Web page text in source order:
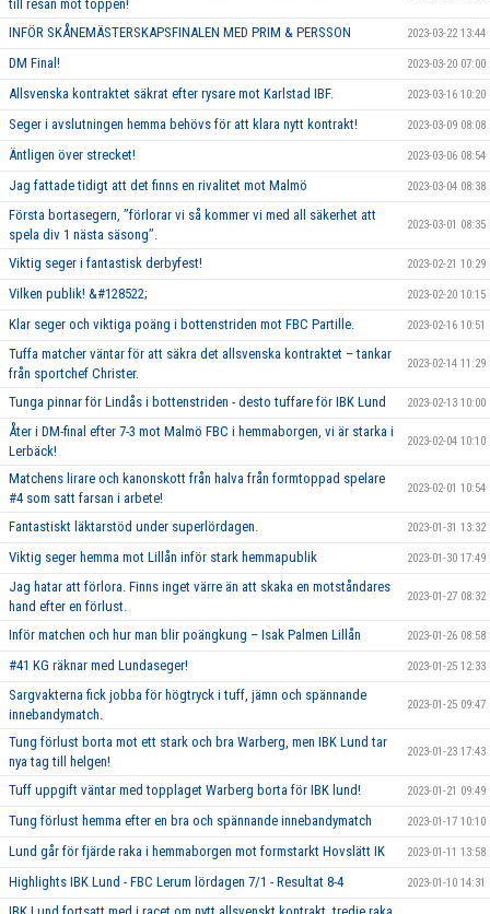
till resan mot toppen!
INFÖR SKÅNEMÄSTERSKAPSFINALEN MED PRIM & PERSSON 2023-03-22 13:44
DM Final! 2023-03-20 07:00
Allsvenska kontraktet säkrat efter rysare mot Karlstad IBF. 2023-03-16 10:20
Seger i avslutningen hemma behövs för att klara nytt kontrakt! 2023-03-09 08:08
Äntligen över strecket! 2023-03-06 08:54
Jag fattade tidigt att det finns en rivalitet mot Malmö 2023-03-04 08:38
Första bortasegern, ’’förlorar vi så kommer vi med all säkerhet att
spela div 1 nästa säsong’’.
2023-03-01 08:35
Viktig seger i fantastisk derbyfest! 2023-02-21 10:29
Vilken publik! &#128522; 2023-02-20 10:15
Klar seger och viktiga poäng i bottenstriden mot FBC Partille. 2023-02-16 10:51
Tuffa matcher väntar för att säkra det allsvenska kontraktet – tankar
från sportchef Christer.
2023-02-14 11:29
Tunga pinnar för Lindås i bottenstriden - desto tuffare för IBK Lund 2023-02-13 10:00
Åter i DM-final efter 7-3 mot Malmö FBC i hemmaborgen, vi är starka i
Lerbäck!
2023-02-04 10:10
Matchens lirare och kanonskott från halva från formtoppad spelare
#4 som satt farsan i arbete!
2023-02-01 10:54
Fantastiskt läktarstöd under superlördagen. 2023-01-31 13:32
Viktig seger hemma mot Lillån inför stark hemmapublik 2023-01-30 17:49
Jag hatar att förlora. Finns inget värre än att skaka en motståndares
hand efter en förlust.
2023-01-27 08:32
Inför matchen och hur man blir poängkung – Isak Palmen Lillån 2023-01-26 08:58
#41 KG räknar med Lundaseger! 2023-01-25 12:33
Sargvakterna fick jobba för högtryck i tuff, jämn och spännande
innebandymatch.
2023-01-25 09:47
Tung förlust borta mot ett stark och bra Warberg, men IBK Lund tar
nya tag till helgen!
2023-01-23 17:43
Tuff uppgift väntar med topplaget Warberg borta för IBK lund! 2023-01-21 09:49
Tung förlust hemma efter en bra och spännande innebandymatch 2023-01-17 10:10
Lund går för fjärde raka i hemmaborgen mot formstarkt Hovslätt IK 2023-01-11 13:58
Highlights IBK Lund - FBC Lerum lördagen 7/1 - Resultat 8-4 2023-01-10 14:31